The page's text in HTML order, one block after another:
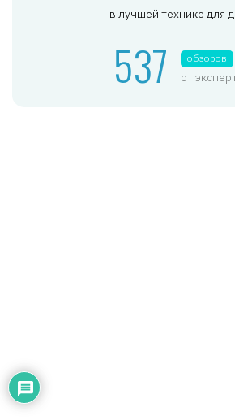
в лучшей технике для
537 обзоров
от